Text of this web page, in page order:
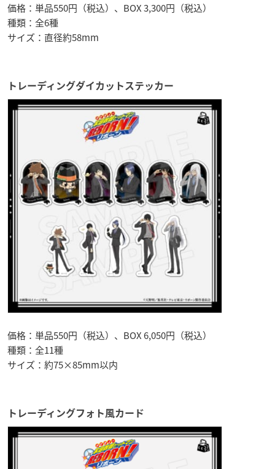
価格：単品550円（税込）、BOX 3,300円（税込）
種類：全6種
サイズ：直径約58mm
トレーディングダイカットステッカー
価格：単品550円（税込）、BOX 6,050円（税込）
種類：全11種
サイズ：約75×85mm以内
トレーディングフォト風カード